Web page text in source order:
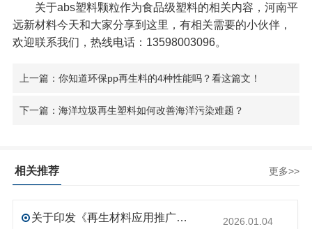
关于abs塑料颗粒作为食品级塑料的相关内容，河南平
远新材料今天和大家分享到这里，有相关需要的小伙伴，
欢迎联系我们，热线电话：13598003096。
上一篇：你知道环保pp再生料的4种性能吗？看这篇文！
下一篇：海洋垃圾再生塑料如何改善海洋污染难题？
相关推荐 更多>>
关于印发《再生材料应用推广行动方案》的通知(发改环资〔2025〕1681号)
2026.01.04